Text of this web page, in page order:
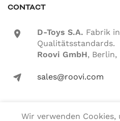
CONTACT
location-icon D-Toys S.A. Fabrik
Qualitätsstandards.
Roovi GmbH,
mail-icon sales@roovi.com
Wir verwenden